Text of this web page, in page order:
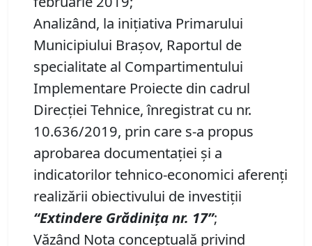
Analizând, la iniţiativa Primarului
Municipiului Braşov, Raportul de
specialitate al Compartimentului
Implementare Proiecte din cadrul
Direcţiei Tehnice, înregistrat cu nr.
10.636/2019, prin care s-a propus
aprobarea documentaţiei şi a
indicatorilor tehnico-economici aferenţi
realizării obiectivului de investiţii
“Extindere Grădiniţa nr. 17”;
Văzând Nota conceptuală privind